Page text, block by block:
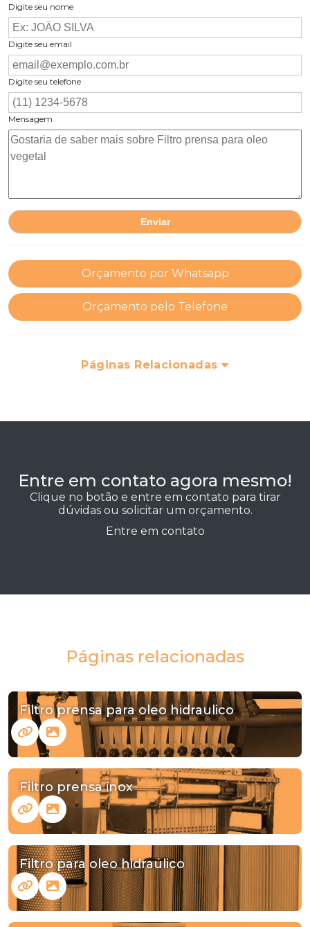
Digite seu nome
Digite seu email
Digite seu telefone
Mensagem
Orçamento por Whatsapp
Orçamento pelo Telefone
Páginas Relacionadas
Entre em contato agora mesmo!
Clique no botão e entre em contato para tirar
dúvidas ou solicitar um orçamento.
Entre em contato
Páginas relacionadas
Filtro prensa para oleo hidraulico
Filtro prensa inox
Filtro para oleo hidraulico